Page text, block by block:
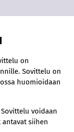
on
Sovittelu on
huomioidaan
voidaan
siihen